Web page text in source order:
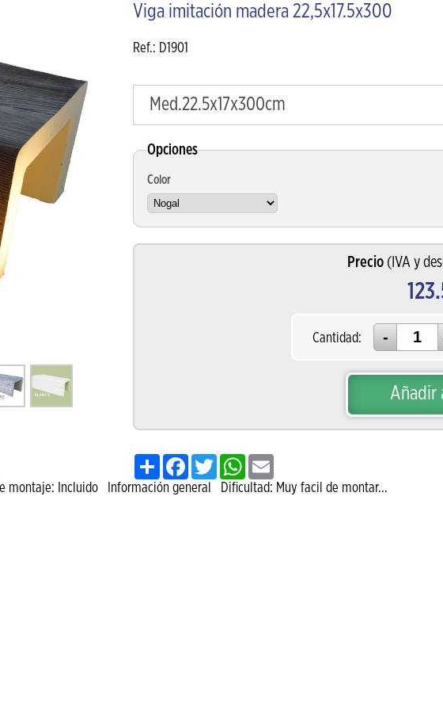
Viga imitación madera 22,5x17.5x300
Ref.: D1901
Med.22.5x17x300cm
Opciones
Color
Precio (IVA y
Cantidad:
Añadir
Share FacebookTwitterWhatsApp
Incluido Información general Dificultad: Muy facil de montar...